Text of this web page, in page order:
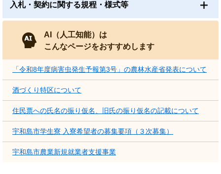
入札・契約に関する規程・様式等
AI（人工知能）は
こんなページをおすすめします
「令和8年度病害虫発生予報第3号」の農林水産省発表について
酒づくり特区について
住民票への氏名の振り仮名、旧氏の振り仮名の記載について
宇和島市学生寮 入寮希望者の募集要項（３次募集）
宇和島市農業新規就業者支援事業